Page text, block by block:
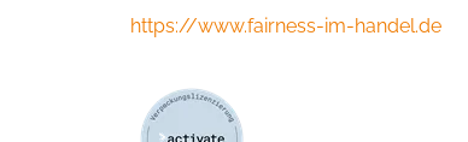
https://www.fairness-im-handel.de